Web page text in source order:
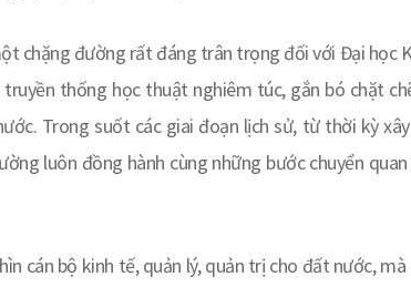
chặng đường rất đáng trân trọng đối với Đại học
thống học thuật nghiêm túc, gắn bó chặt
Trong suốt các giai đoạn lịch sử, từ thời kỳ
luôn đồng hành cùng những bước chuyển
cán bộ kinh tế, quản lý, quản trị cho đất nước, mà